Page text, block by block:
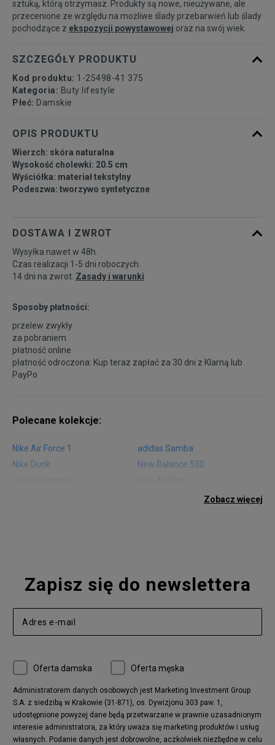
38 24,4 cm Powiadom o dostępności
40 25,9 cm
sztuką, którą otrzymasz. Produkty są nowe, nieużywane, ale
przecenione ze względu na możliwe ślady przebarwień lub ślady
pochodzące z ekspozycji powystawowej oraz na swój wiek.
SZCZEGÓŁY PRODUKTU
Kod produktu: 1-25498-41 375
Kategoria: Buty lifestyle
Płeć: Damskie
OPIS PRODUKTU
Wierzch: skóra naturalna
Wysokość cholewki: 20.5 cm
Wyściółka: materiał tekstylny
Podeszwa: tworzywo syntetyczne
DOSTAWA I ZWROT
Wysyłka nawet w 48h.
Czas realizacji 1-5 dni roboczych.
14 dni na zwrot. Zasady i warunki
Sposoby płatności:
przelew zwykły
za pobraniem
płatność online
płatność odroczona: Kup teraz zapłać za 30 dni z Klarną lub
PayPo
Polecane kolekcje:
Nike Air Force 1
adidas Samba
Nike Dunk
New Balance 530
Air Jordan 1
New Balance 327
adidas Handball Spezial
Birkenstock Arizona
Nike Air Max 270
New Balance CT302
adidas Ozelia
Nike Air More Uptempo
adidas Stan Smith
Puma Mayze
Reebok Club C
New Balance 2002
adidas NMD
Converse Run Star Hike
Nike Air Max Pulse
adidas Nizza
New Balance 997
Zobacz więcej
Zapisz się do newslettera
Oferta damska Oferta męska
Administratorem danych osobowych jest Marketing Investment Group
S.A. z siedzibą w Krakowie (31-871), os. Dywizjonu 303 paw. 1,
udostępnione powyżej dane będą przetwarzane w prawnie uzasadnionym
interesie administratora, za który uważa się marketing produktów i usług
własnych. Podanie danych jest dobrowolne, aczkolwiek niezbędne w celu